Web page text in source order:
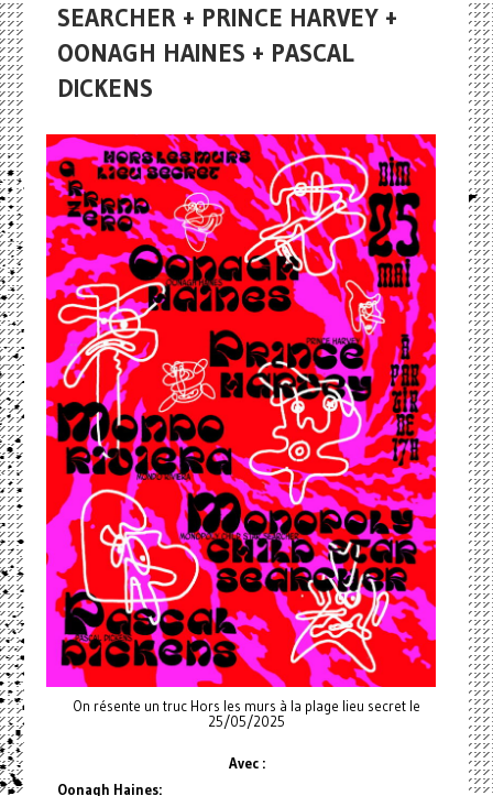
SEARCHER + PRINCE HARVEY +
OONAGH HAINES + PASCAL
DICKENS
On résente un truc Hors les murs à la plage lieu secret le
25/05/2025
Avec :
Oonagh Haines: